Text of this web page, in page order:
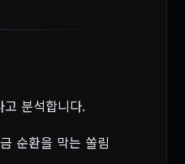
분석합니다.
순환을 막는 쏠림